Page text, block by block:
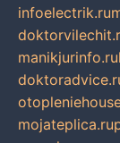
infoelectrik.ru
manikjurinfo.ru
mojateplica.ru